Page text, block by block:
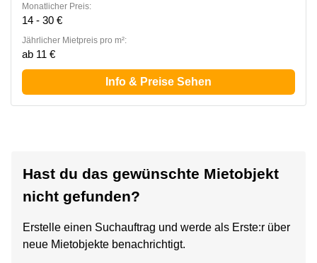
Monatlicher Preis:
14 - 30 €
Jährlicher Mietpreis pro m²:
ab 11 €
Info & Preise Sehen
Hast du das gewünschte Mietobjekt
nicht gefunden?
Erstelle einen Suchauftrag und werde als Erste:r über
neue Mietobjekte benachrichtigt.